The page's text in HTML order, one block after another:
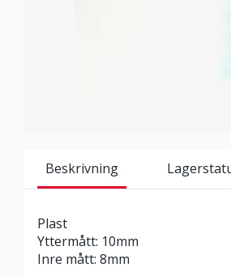
Beskrivning
Plast
Yttermått: 10mm
Inre mått: 8mm